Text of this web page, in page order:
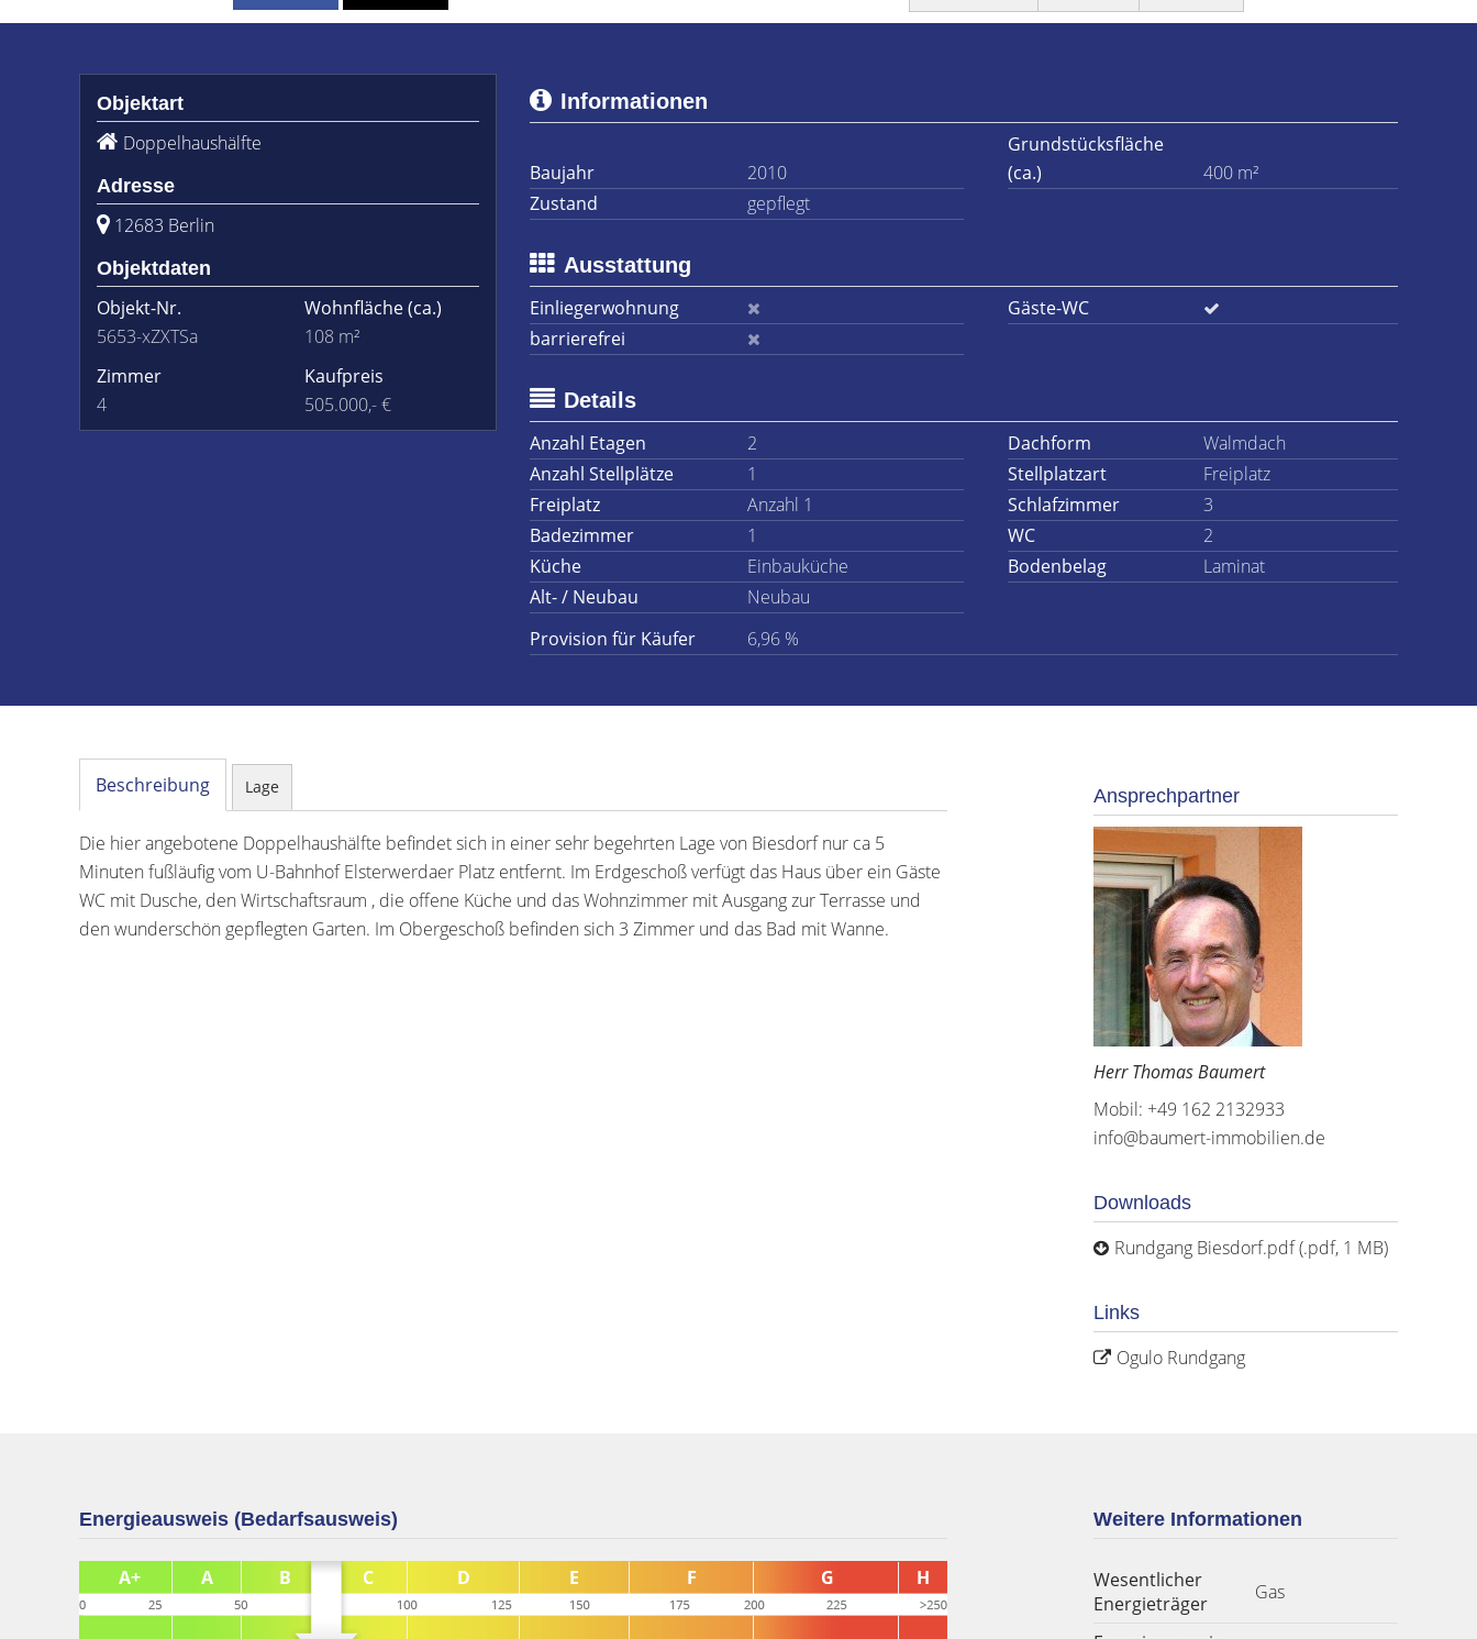
Objektart
Doppelhaushälfte
Adresse
12683 Berlin
Objektdaten
Objekt-Nr.
5653-xZXTSa
Wohnfläche(ca.)
108 m²
Zimmer
4
Kaufpreis
505.000,- €
Informationen
Baujahr 2010
Grundstücksfläche
(ca.)
400 m²
Zustand
gepflegt
Ausstattung
Einliegerwohnung
Gäste-WC
barrierefrei
Details
Anzahl Etagen
2 Dachform
Walmdach
Anzahl Stellplätze
1 Stellplatzart
Freiplatz
Freiplatz
Anzahl 1 Schlafzimmer
3
Badezimmer
1 WC
2
Küche
Einbauküche Bodenbelag
Laminat
Alt- / Neubau
Neubau
Provision für Käufer
6,96 %
Beschreibung Lage
Die hier angebotene Doppelhaushälfte befindet sich in einer sehr begehrten Lage von Biesdorf nur ca 5
Minuten fußläufig vom U-Bahnhof Elsterwerdaer Platz entfernt. Im Erdgeschoß verfügt das Haus über ein Gäste
WC mit Dusche, den Wirtschaftsraum , die offene Küche und das Wohnzimmer mit Ausgang zur Terrasse und
den wunderschön gepflegten Garten. Im Obergeschoß befinden sich 3 Zimmer und das Bad mit Wanne.
Ansprechpartner
Herr Thomas Baumert
Mobil: +49 162 2132933
info@baumert-immobilien.de
Downloads
Rundgang Biesdorf.pdf (.pdf, 1 MB)
Links
Ogulo Rundgang
Energieausweis (Bedarfsausweis) Weitere Informationen
Wesentlicher
Energieträger
Gas